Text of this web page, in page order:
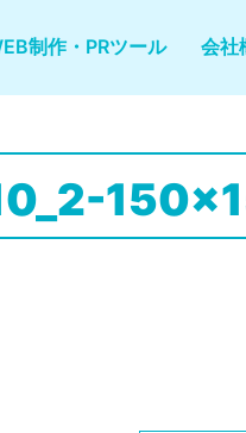
制作・PRツール 会社